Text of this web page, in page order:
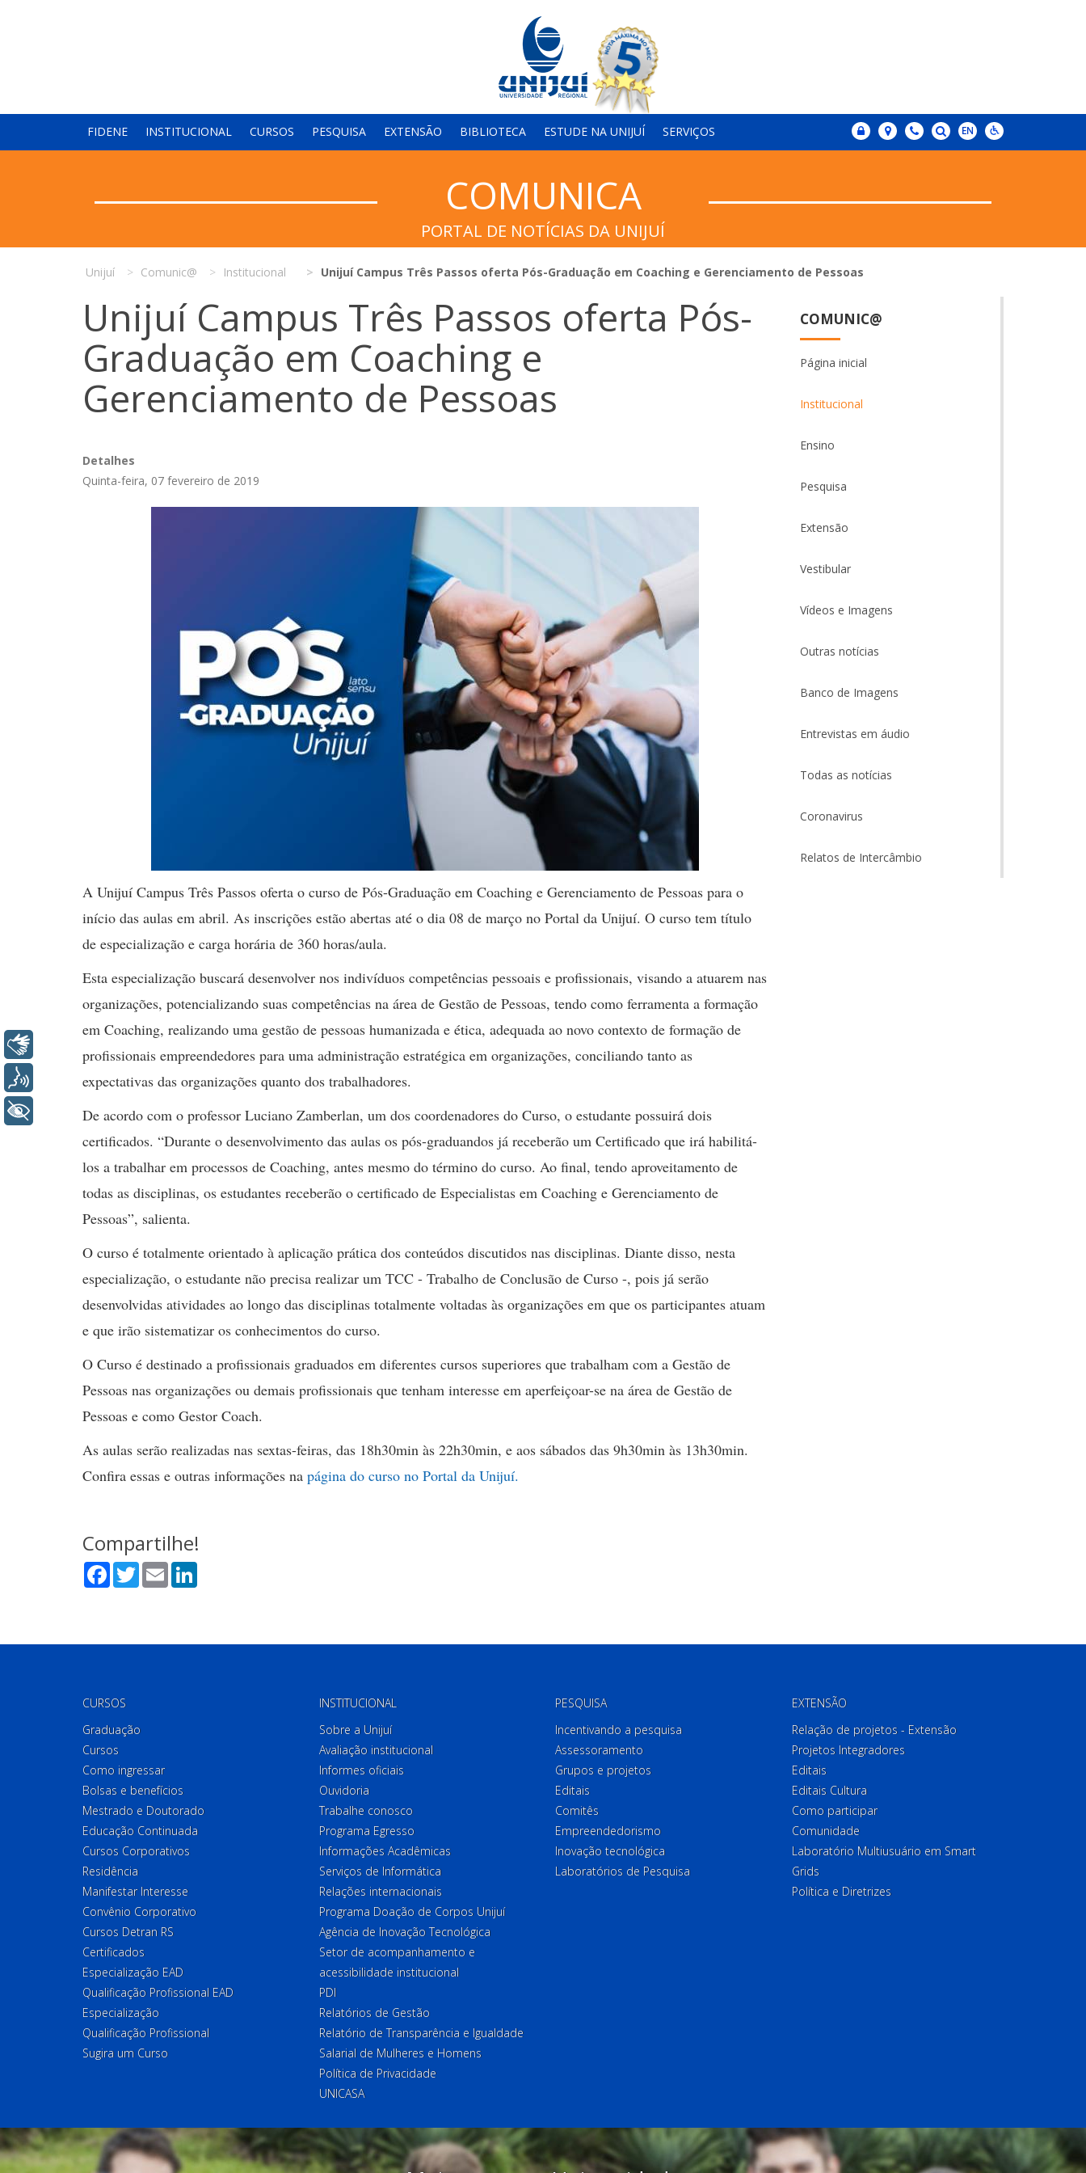
FIDENE INSTITUCIONAL CURSOS PESQUISA EXTENSÃO BIBLIOTECA ESTUDE NA UNIJUÍ SERVIÇOS
COMUNICA
PORTAL DE NOTÍCIAS DA UNIJUÍ
Unijuí Comunic@ Institucional Unijuí Campus Três Passos oferta Pós-Graduação em Coaching e Gerenciamento de Pessoas
Unijuí Campus Três Passos oferta Pós-
Graduação em Coaching e
Gerenciamento de Pessoas
Detalhes
Quinta-feira, 07 fevereiro de 2019
A Unijuí Campus Três Passos oferta o curso de Pós-Graduação em Coaching e Gerenciamento de Pessoas para o
início das aulas em abril. As inscrições estão abertas até o dia 08 de março no Portal da Unijuí. O curso tem título
de especialização e carga horária de 360 horas/aula.
Esta especialização buscará desenvolver nos indivíduos competências pessoais e profissionais, visando a atuarem nas
organizações, potencializando suas competências na área de Gestão de Pessoas, tendo como ferramenta a formação
em Coaching, realizando uma gestão de pessoas humanizada e ética, adequada ao novo contexto de formação de
profissionais empreendedores para uma administração estratégica em organizações, conciliando tanto as
expectativas das organizações quanto dos trabalhadores.
De acordo com o professor Luciano Zamberlan, um dos coordenadores do Curso, o estudante possuirá dois
certificados. “Durante o desenvolvimento das aulas os pós-graduandos já receberão um Certificado que irá habilitá-
los a trabalhar em processos de Coaching, antes mesmo do término do curso. Ao final, tendo aproveitamento de
todas as disciplinas, os estudantes receberão o certificado de Especialistas em Coaching e Gerenciamento de
Pessoas”, salienta.
O curso é totalmente orientado à aplicação prática dos conteúdos discutidos nas disciplinas. Diante disso, nesta
especialização, o estudante não precisa realizar um TCC - Trabalho de Conclusão de Curso -, pois já serão
desenvolvidas atividades ao longo das disciplinas totalmente voltadas às organizações em que os participantes atuam
e que irão sistematizar os conhecimentos do curso.
O Curso é destinado a profissionais graduados em diferentes cursos superiores que trabalham com a Gestão de
Pessoas nas organizações ou demais profissionais que tenham interesse em aperfeiçoar-se na área de Gestão de
Pessoas e como Gestor Coach.
As aulas serão realizadas nas sextas-feiras, das 18h30min às 22h30min, e aos sábados das 9h30min às 13h30min.
Confira essas e outras informações na página do curso no Portal da Unijuí.
Compartilhe!
Facebook
TwitterEmail
COMUNIC@
Página inicial
Institucional
Ensino
Pesquisa
Extensão
Vestibular
Vídeos e Imagens
Outras notícias
Banco de Imagens
Entrevistas em áudio
Todas as notícias
Coronavirus
Relatos de Intercâmbio
CURSOS
Graduação
Cursos
Como ingressar
Bolsas e benefícios
Mestrado e Doutorado
Educação Continuada
Cursos Corporativos
Residência
Manifestar Interesse
Convênio Corporativo
Cursos Detran RS
Certificados
Especialização EAD
Qualificação Profissional EAD
Especialização
Qualificação Profissional
Sugira um Curso
INSTITUCIONAL
Sobre a Unijuí
Avaliação institucional
Informes oficiais
Ouvidoria
Trabalhe conosco
Programa Egresso
Informações Acadêmicas
Serviços de Informática
Relações internacionais
Programa Doação de Corpos Unijuí
Agência de Inovação Tecnológica
Setor de acompanhamento e
acessibilidade institucional
PDI
Relatórios de Gestão
Relatório de Transparência e Igualdade
Salarial de Mulheres e Homens
Política de Privacidade
UNICASA
PESQUISA
Incentivando a pesquisa
Assessoramento
Grupos e projetos
Editais
Comitês
Empreendedorismo
Inovação tecnológica
Laboratórios de Pesquisa
EXTENSÃO
Relação de projetos - Extensão
Projetos Integradores
Editais
Editais Cultura
Como participar
Comunidade
Laboratório Multiusuário em Smart
Grids
Política e Diretrizes
+ Acessibilidade